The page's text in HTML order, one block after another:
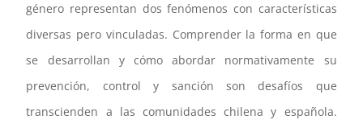
género representan dos fenómenos con características
diversas pero vinculadas. Comprender la forma en que
se desarrollan y cómo abordar normativamente su
prevención, control y sanción son desafíos que
transcienden a las comunidades chilena y española.